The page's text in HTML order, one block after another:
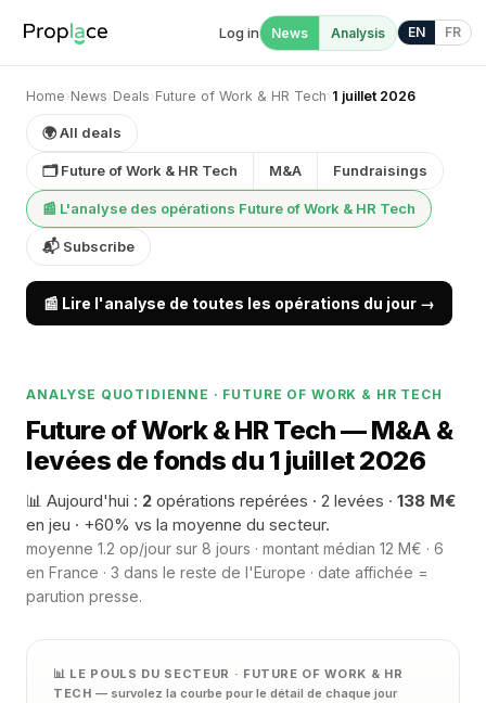
Log in News Analysis EN FR
Home› News› Deals› Future of Work & HR Tech› 1 juillet 2026
🌍 All deals
🗂 Future of Work & HR Tech M&A Fundraisings
📰 L'analyse des opérations Future of Work & HR Tech
📬 Subscribe
📰 Lire l'analyse de toutes les opérations du jour →
ANALYSE QUOTIDIENNE · FUTURE OF WORK & HR TECH
Future of Work & HR Tech — M&A &
levées de fonds du 1 juillet 2026
📊 Aujourd'hui : 2 opérations repérées · 2 levées · 138 M€
en jeu · +60% vs la moyenne du secteur.
moyenne 1.2 op/jour sur 8 jours · montant médian 12 M€ · 6
en France · 3 dans le reste de l'Europe · date affichée =
parution presse.
📊 LE POULS DU SECTEUR · FUTURE OF WORK & HR
TECH— survolez la courbe pour le détail de chaque jour